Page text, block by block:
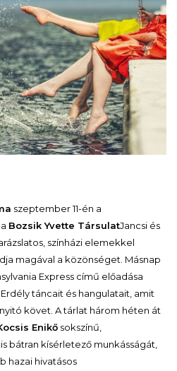
szeptember 11-én a
Bozsik Yvette TársulatJancsi és
színházi elemekkel
magával a közönséget. Másnap
Express című előadása
táncait és hangulatait, amit
követ. A tárlat három héten át
Enikő sokszínű,
bátran kísérletező munkásságát,
hazai hivatásos